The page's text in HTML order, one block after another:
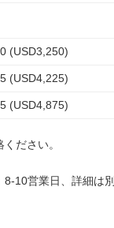
(USD3,250)
(USD4,225)
(USD4,875)
ださい。
10営業日、詳細は